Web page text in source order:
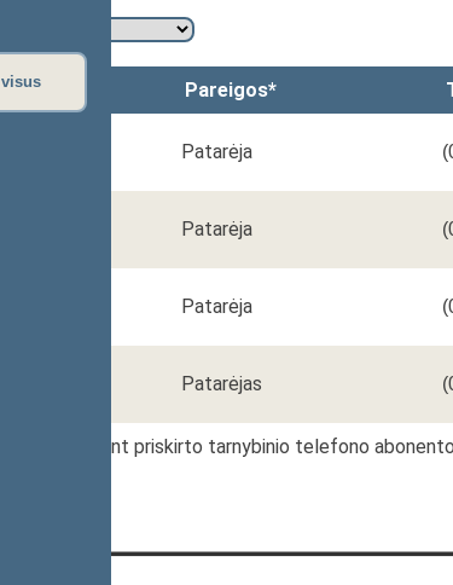
Pareigos*
Patarėja
Patarėja
Patarėja
Patarėjas
neturint priskirto tarnybinio telefono